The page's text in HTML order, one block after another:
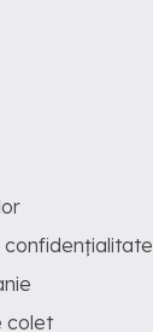
colet